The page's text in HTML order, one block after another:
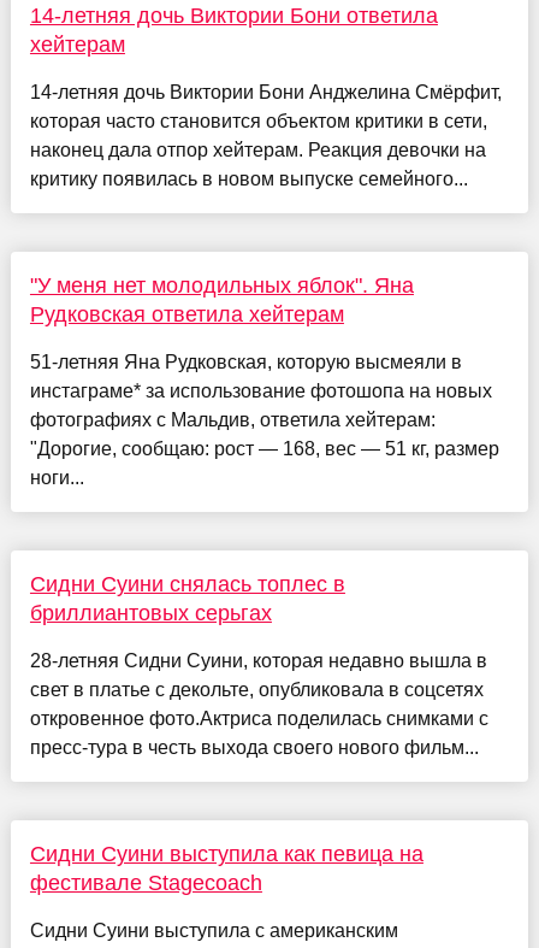
14-летняя дочь Виктории Бони ответила
хейтерам
14-летняя дочь Виктории Бони Анджелина Смёрфит,
которая часто становится объектом критики в сети,
наконец дала отпор хейтерам. Реакция девочки на
критику появилась в новом выпуске семейного...
"У меня нет молодильных яблок". Яна
Рудковская ответила хейтерам
51-летняя Яна Рудковская, которую высмеяли в
инстаграме* за использование фотошопа на новых
фотографиях с Мальдив, ответила хейтерам:
"Дорогие, сообщаю: рост — 168, вес — 51 кг, размер
ноги...
Сидни Суини снялась топлес в
бриллиантовых серьгах
28-летняя Сидни Суини, которая недавно вышла в
свет в платье с декольте, опубликовала в соцсетях
откровенное фото.Актриса поделилась снимками с
пресс-тура в честь выхода своего нового фильм...
Сидни Суини выступила как певица на
фестивале Stagecoach
Сидни Суини выступила с американским